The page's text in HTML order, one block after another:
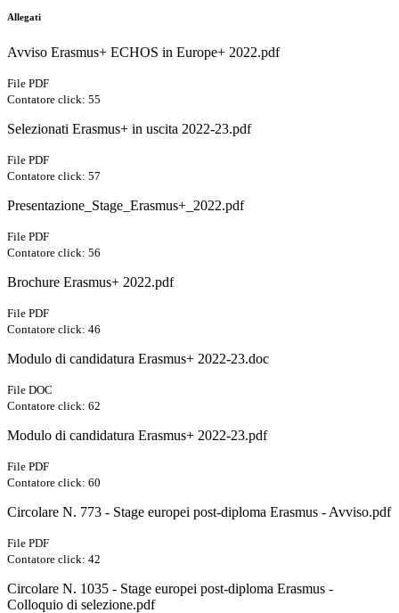
Allegati
Avviso Erasmus+ ECHOS in Europe+ 2022.pdf
File PDF
Contatore click: 55
Selezionati Erasmus+ in uscita 2022-23.pdf
File PDF
Contatore click: 57
Presentazione_Stage_Erasmus+_2022.pdf
File PDF
Contatore click: 56
Brochure Erasmus+ 2022.pdf
File PDF
Contatore click: 46
Modulo di candidatura Erasmus+ 2022-23.doc
File DOC
Contatore click: 62
Modulo di candidatura Erasmus+ 2022-23.pdf
File PDF
Contatore click: 60
Circolare N. 773 - Stage europei post-diploma Erasmus - Avviso.pdf
File PDF
Contatore click: 42
Circolare N. 1035 - Stage europei post-diploma Erasmus -
Colloquio di selezione.pdf